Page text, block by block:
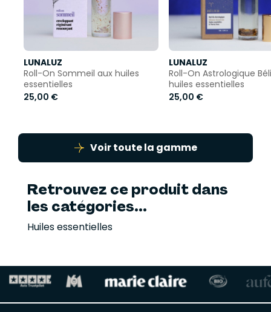
LUNALUZ
Roll-On Sommeil aux huiles
essentielles
25,00 €
LUNALUZ
Roll-On Astrologique
huiles essentielles
25,00 €
Voir toute la gamme
Retrouvez ce produit dans
les catégories...
Huiles essentielles